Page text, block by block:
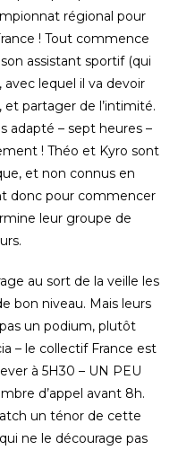
régional pour
! Tout commence
assistant sportif (qui
avec lequel il va devoir
partager de l’intimité.
adapté – sept heures –
! Théo et Kyro sont
et non connus en
donc pour commencer
leur groupe de
au sort de la veille les
bon niveau. Mais leurs
un podium, plutôt
– le collectif France est
à 5H30 – UN PEU
d’appel avant 8h.
un ténor de cette
ne le décourage pas